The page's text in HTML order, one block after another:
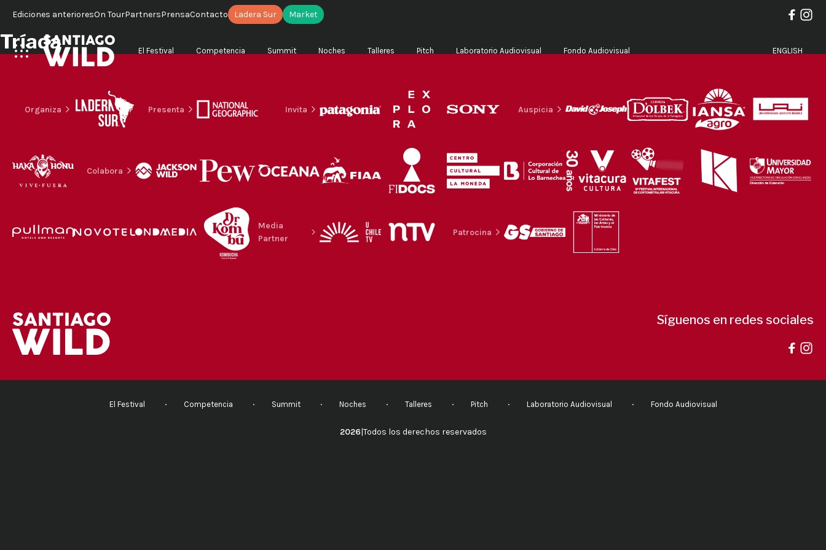
Ediciones anterioresOn TourPartnersPrensaContacto Ladera Sur Market
El Festival Competencia Summit Noches Talleres Pitch Laboratorio Audiovisual Fondo Audiovisual ENGLISH
Tríada
Organiza Presenta Invita Auspicia
Colabora
Media
Partner
Patrocina
Síguenos en redes sociales
El Festival Competencia Summit Noches Talleres Pitch Laboratorio Audiovisual Fondo Audiovisual
2026|Todos los derechos reservados